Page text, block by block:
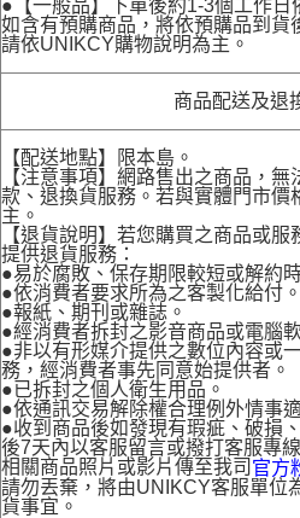
●【一般品】下單後約1-3個工作日
如含有預購商品，將依預購品到貨
請依UNIKCY購物說明為主。
商品配送及退
【配送地點】限本島。
【注意事項】網路售出之商品，
款、退換貨服務。若與實體門市價
主。
【退貨說明】若您購買之商品或
提供退貨服務：
●易於腐敗、保存期限較短或解約
●依消費者要求所為之客製化給付。
●報紙、期刊或雜誌。
●經消費者拆封之影音商品或電腦
●非以有形媒介提供之數位內容或
務，經消費者事先同意始提供者。
●已拆封之個人衛生用品。
●依通訊交易解除權合理例外情事
●收到商品後如發現有瑕疵、破損
後7天內以客服留言或撥打客服專
相關商品照片或影片傳至我司 官方
請勿丟棄，將由UNIKCY客服單位
貨事宜。